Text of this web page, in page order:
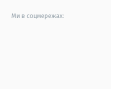
Ми в соцмережах: